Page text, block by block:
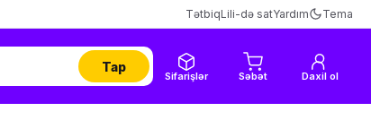
TətbiqLili-də satYardım Tema
Tap
Sifarişlər Səbət Daxil ol